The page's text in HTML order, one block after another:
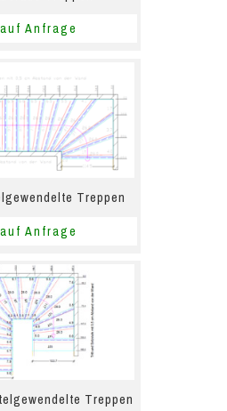
Anfrage
Treppen
Anfrage
Treppen